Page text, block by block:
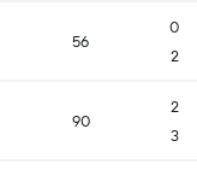
0
2
56
2
3
90